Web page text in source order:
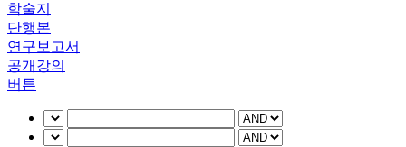
학술지
단행본
연구보고서
공개강의
버튼